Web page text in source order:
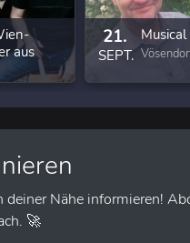
aus
21.
SEPT.
deiner Nähe informieren!
🚀